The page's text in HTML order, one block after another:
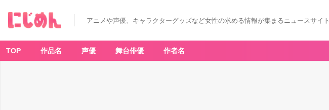
アニメや声優、キャラクターグッズなど女性の求める情報が集まるニュースサイト
TOP 作品名 声優 舞台俳優 作者名